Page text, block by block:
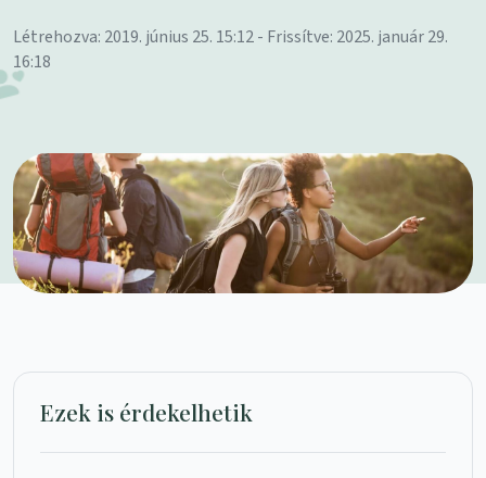
Létrehozva: 2019. június 25. 15:12 - Frissítve: 2025. január 29.
16:18
Ezek is érdekelhetik